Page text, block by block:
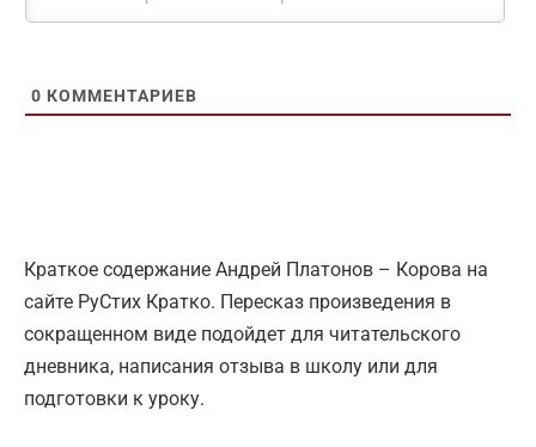
0 КОММЕНТАРИЕВ
Краткое содержание Андрей Платонов – Корова на
сайте РуСтих Кратко. Пересказ произведения в
сокращенном виде подойдет для читательского
дневника, написания отзыва в школу или для
подготовки к уроку.